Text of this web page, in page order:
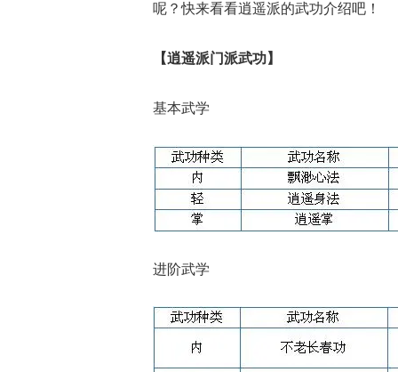
呢？快来看看逍遥派的武功介绍吧！
【逍遥派门派武功】
基本武学
进阶武学